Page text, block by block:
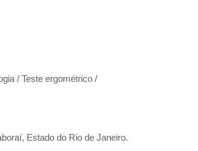
/ Teste ergométrico /
Estado do Rio de Janeiro.